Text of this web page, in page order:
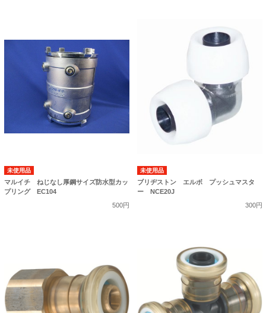
未使用品
マルイチ ねじなし厚鋼サイズ防水型カッ
プリング EC104
500円
未使用品
ブリヂストン エルボ プッシュマスタ
ー NCE20J
300円